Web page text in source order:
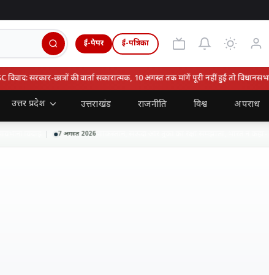
ई-पेपर ई-पत्रिका
सरकार-छात्रों की वार्ता सकारात्मक, 10 अगस्त तक मांगें पूरी नहीं हुईं तो विधानसभा
उत्तर प्रदेश उत्तराखंड राजनीति विश्व अपराध
विदाई 7 अगस्त 2026पाकिस्तान, सऊदी और तुर्की का रक्षा समझौता, भारत ने कहा-